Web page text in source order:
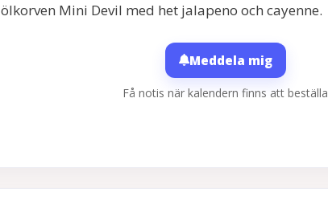
ölkorven Mini Devil med het jalapeno och cayenne.
Meddela mig
Få notis när kalendern finns att beställa